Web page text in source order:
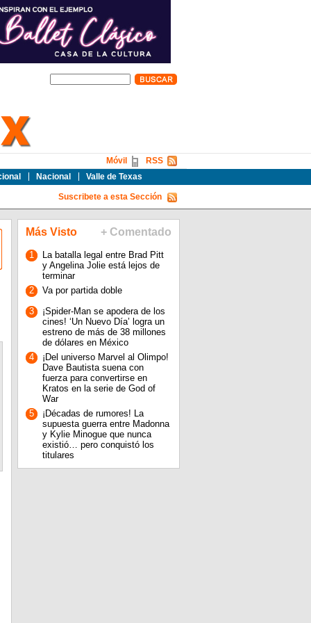
Nacional Valle de Texas
RSS
Móvil
Suscribete a esta Sección
Más Visto + Comentado
1
La batalla legal entre Brad Pitt
y Angelina Jolie está lejos de
terminar
2
Va por partida doble
3
¡Spider-Man se apodera de los
cines! ‘Un Nuevo Día’ logra un
estreno de más de 38 millones
de dólares en México
4
¡Del universo Marvel al Olimpo!
Dave Bautista suena con
fuerza para convertirse en
Kratos en la serie de God of
War
5
¡Décadas de rumores! La
supuesta guerra entre Madonna
y Kylie Minogue que nunca
existió… pero conquistó los
titulares